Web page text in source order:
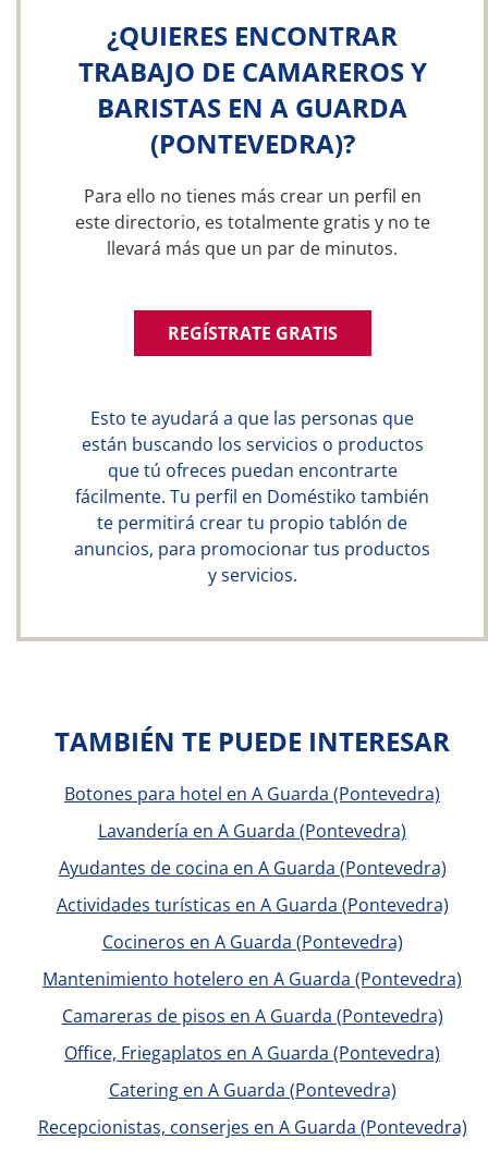
¿QUIERES ENCONTRAR
TRABAJO DE CAMAREROS Y
BARISTAS EN A GUARDA
(PONTEVEDRA)?
Para ello no tienes más crear un perfil en
este directorio, es totalmente gratis y no te
llevará más que un par de minutos.
REGÍSTRATE GRATIS
Esto te ayudará a que las personas que
están buscando los servicios o productos
que tú ofreces puedan encontrarte
fácilmente. Tu perfil en Doméstiko también
te permitirá crear tu propio tablón de
anuncios, para promocionar tus productos
y servicios.
TAMBIÉN TE PUEDE INTERESAR
Botones para hotel en A Guarda (Pontevedra)
Lavandería en A Guarda (Pontevedra)
Ayudantes de cocina en A Guarda (Pontevedra)
Actividades turísticas en A Guarda (Pontevedra)
Cocineros en A Guarda (Pontevedra)
Mantenimiento hotelero en A Guarda (Pontevedra)
Camareras de pisos en A Guarda (Pontevedra)
Office, Friegaplatos en A Guarda (Pontevedra)
Catering en A Guarda (Pontevedra)
Recepcionistas, conserjes en A Guarda (Pontevedra)